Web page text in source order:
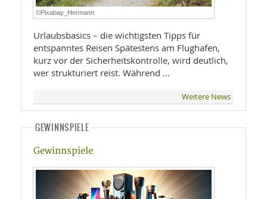
©Pixabay_Hermann
Urlaubsbasics – die wichtigsten Tipps für
entspanntes Reisen Spätestens am Flughafen,
kurz vor der Sicherheitskontrolle, wird deutlich,
wer strukturiert reist. Während …
Weitere News
GEWINNSPIELE
Gewinnspiele